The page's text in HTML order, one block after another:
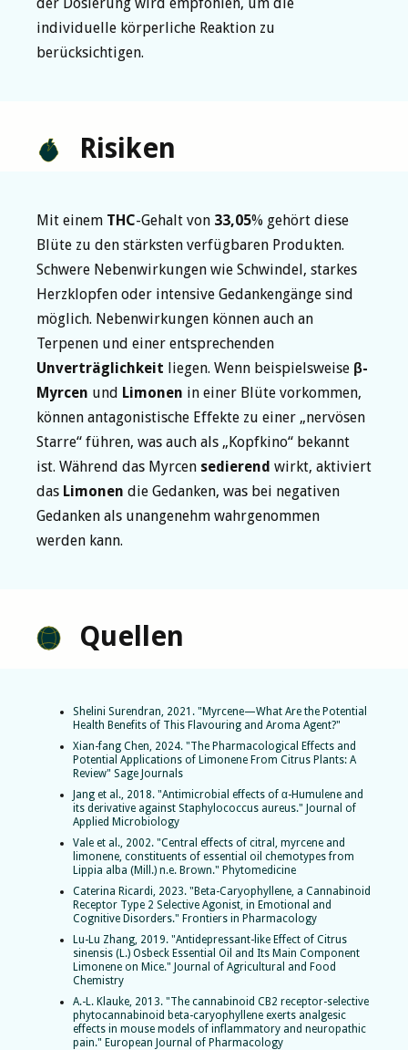
individuelle körperliche Reaktion zu
berücksichtigen.
Risiken
Mit einem THC-Gehalt von 33,05% gehört diese
Blüte zu den stärksten verfügbaren Produkten.
Schwere Nebenwirkungen wie Schwindel, starkes
Herzklopfen oder intensive Gedankengänge sind
möglich. Nebenwirkungen können auch an
Terpenen und einer entsprechenden
Unverträglichkeit liegen. Wenn beispielsweise β-
Myrcen und Limonen in einer Blüte vorkommen,
können antagonistische Effekte zu einer „nervösen
Starre“ führen, was auch als „Kopfkino“ bekannt
ist. Während das Myrcen sedierend wirkt, aktiviert
das Limonen die Gedanken, was bei negativen
Gedanken als unangenehm wahrgenommen
werden kann.
Quellen
Shelini Surendran, 2021. "Myrcene—What Are the Potential
Health Benefits of This Flavouring and Aroma Agent?"
Xian-fang Chen, 2024. "The Pharmacological Effects and
Potential Applications of Limonene From Citrus Plants: A
Review" Sage Journals
Jang et al., 2018. "Antimicrobial effects of α-Humulene and
its derivative against Staphylococcus aureus." Journal of
Applied Microbiology
Vale et al., 2002. "Central effects of citral, myrcene and
limonene, constituents of essential oil chemotypes from
Lippia alba (Mill.) n.e. Brown." Phytomedicine
Caterina Ricardi, 2023. "Beta-Caryophyllene, a Cannabinoid
Receptor Type 2 Selective Agonist, in Emotional and
Cognitive Disorders." Frontiers in Pharmacology
Lu-Lu Zhang, 2019. "Antidepressant-like Effect of Citrus
sinensis (L.) Osbeck Essential Oil and Its Main Component
Limonene on Mice." Journal of Agricultural and Food
Chemistry
A.-L. Klauke, 2013. "The cannabinoid CB2 receptor-selective
phytocannabinoid beta-caryophyllene exerts analgesic
effects in mouse models of inflammatory and neuropathic
pain." European Journal of Pharmacology